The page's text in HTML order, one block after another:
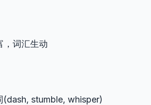
，词汇生动
(dash, stumble, whisper)